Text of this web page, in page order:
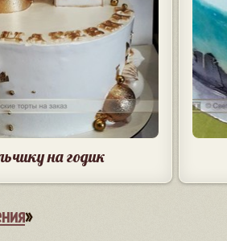
на годик
»